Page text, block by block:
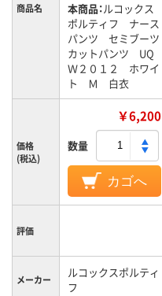
商品名 本商品：ルコックス
ポルティフ ナース
パンツ セミブーツ
カットパンツ UQ
Ｗ２０１２ ホワイ
ト Ｍ 白衣
価格
(税込)
￥6,200
数量
カゴへ
評価
メーカー
ルコックスポルティ
フ